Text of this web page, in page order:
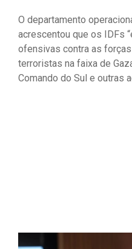
O departamento
acrescentou que os IDFs
ofensivas contra as
terroristas na faixa de
Comando do Sul e outras